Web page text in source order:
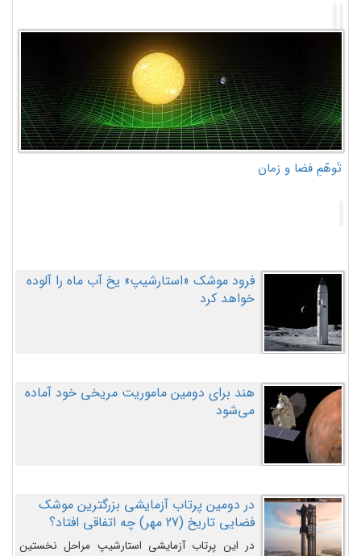
تَوهّمِ فضا و زمان
فرود موشک «استارشیپ» یخ آب ماه را آلوده
خواهد کرد
هند برای دومین ماموریت مریخی خود آماده
می‌شود
در دومین پرتاب آزمایشی بزرگترین موشک
فضایی تاریخ (27 مهر‌) چه اتفاقی افتاد؟
در این پرتاب آزمایشی استارشیپ مراحل نخستین